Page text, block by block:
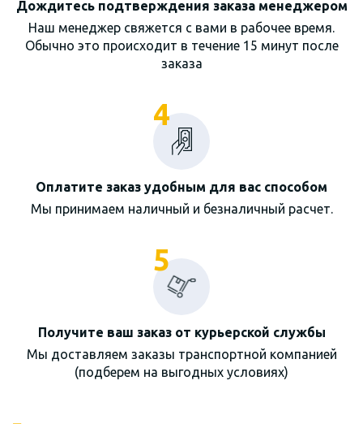
Дождитесь подтверждения заказа менеджером
Наш менеджер свяжется с вами в рабочее время.
Обычно это происходит в течение 15 минут после
заказа
4
Оплатите заказ удобным для вас способом
Мы принимаем наличный и безналичный расчет.
5
Получите ваш заказ от курьерской службы
Мы доставляем заказы транспортной компанией
(подберем на выгодных условиях)